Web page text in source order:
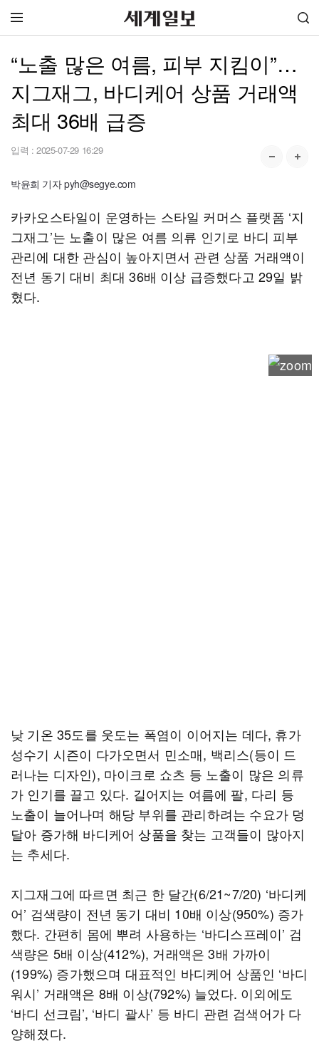
“노출 많은 여름, 피부 지킴이”…
지그재그, 바디케어 상품 거래액
최대 36배 급증
입력 : 2025-07-29 16:29
박윤희 기자 pyh@segye.com
카카오스타일이 운영하는 스타일 커머스 플랫폼 ‘지
그재그’는 노출이 많은 여름 의류 인기로 바디 피부
관리에 대한 관심이 높아지면서 관련 상품 거래액이
전년 동기 대비 최대 36배 이상 급증했다고 29일 밝
혔다.
낮 기온 35도를 웃도는 폭염이 이어지는 데다, 휴가
성수기 시즌이 다가오면서 민소매, 백리스(등이 드
러나는 디자인), 마이크로 쇼츠 등 노출이 많은 의류
가 인기를 끌고 있다. 길어지는 여름에 팔, 다리 등
노출이 늘어나며 해당 부위를 관리하려는 수요가 덩
달아 증가해 바디케어 상품을 찾는 고객들이 많아지
는 추세다.
지그재그에 따르면 최근 한 달간(6/21~7/20) ‘바디케
어’ 검색량이 전년 동기 대비 10배 이상(950%) 증가
했다. 간편히 몸에 뿌려 사용하는 ‘바디스프레이’ 검
색량은 5배 이상(412%), 거래액은 3배 가까이
(199%) 증가했으며 대표적인 바디케어 상품인 ‘바디
워시’ 거래액은 8배 이상(792%) 늘었다. 이외에도
‘바디 선크림’, ‘바디 괄사’ 등 바디 관련 검색어가 다
양해졌다.